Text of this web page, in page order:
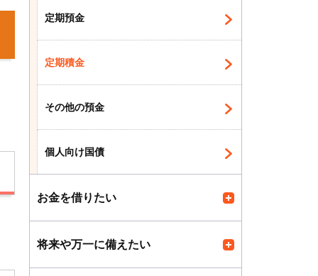
定期預金
定期積金
その他の預金
個人向け国債
お金を借りたい
将来や万一に備えたい